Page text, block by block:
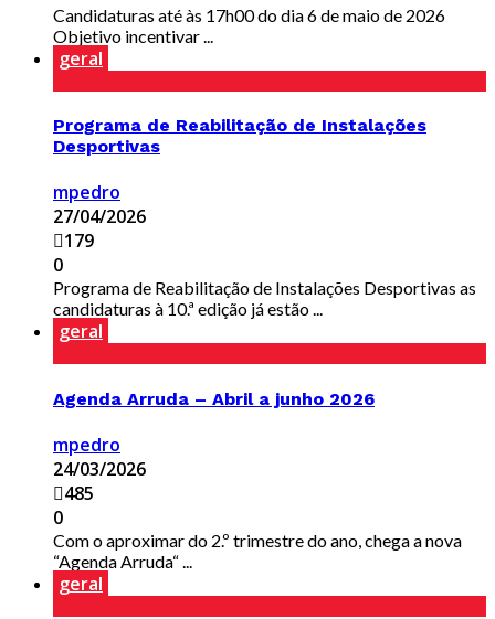
Candidaturas até às 17h00 do dia 6 de maio de 2026
Objetivo incentivar ...
geral
Programa de Reabilitação de Instalações
Desportivas
mpedro
27/04/2026
179
0
Programa de Reabilitação de Instalações Desportivas as
candidaturas à 10.ª edição já estão ...
geral
Agenda Arruda – Abril a junho 2026
mpedro
24/03/2026
485
0
Com o aproximar do 2.º trimestre do ano, chega a nova
“Agenda Arruda“ ...
geral